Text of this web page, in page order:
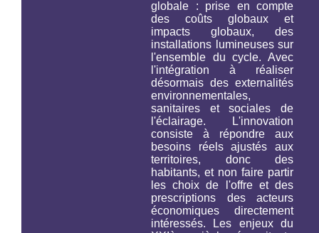
globale : prise en compte
des coûts globaux et
impacts globaux, des
installations lumineuses sur
l'ensemble du cycle. Avec
l'intégration à réaliser
désormais des externalités
environnementales,
sanitaires et sociales de
l'éclairage. L'innovation
consiste à répondre aux
besoins réels ajustés aux
territoires, donc des
habitants, et non faire partir
les choix de l'offre et des
prescriptions des acteurs
économiques directement
intéressés. Les enjeux du